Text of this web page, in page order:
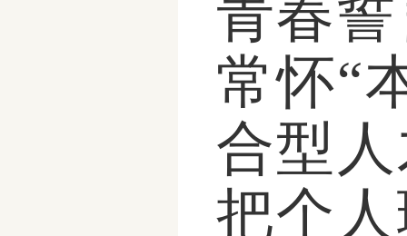
青春
常怀“
合型
把个